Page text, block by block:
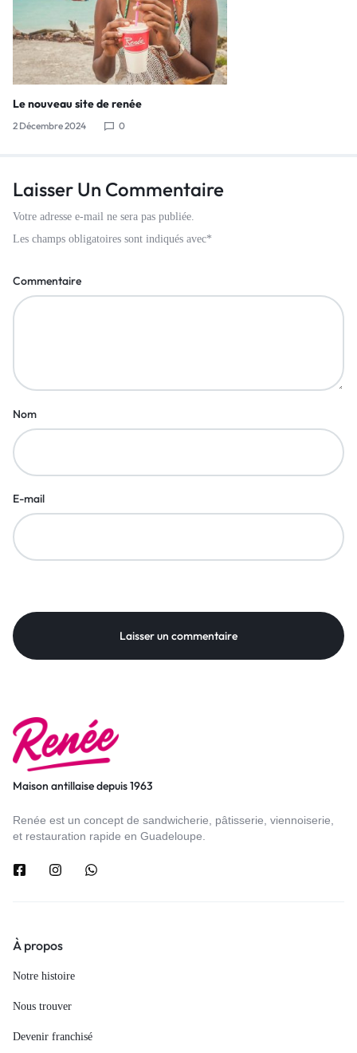
Le nouveau site de renée
2 Décembre 2024 0
Laisser Un Commentaire
Votre adresse e-mail ne sera pas publiée.
Les champs obligatoires sont indiqués avec*
Commentaire
Nom
E-mail
Maison antillaise depuis 1963
Renée est un concept de sandwicherie, pâtisserie, viennoiserie,
et restauration rapide en Guadeloupe.
À propos
Notre histoire
Nous trouver
Devenir franchisé